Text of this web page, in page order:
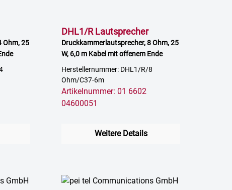
Ohm, 25
DHL1/R Lautsprecher
Druckkammerlautsprecher, 8 Ohm, 25
W, 6,0 m Kabel mit offenem Ende
Herstellernummer: DHL1/R/8
Ohm/C37-6m
Artikelnummer: 01 6602
04600051
Weitere Details